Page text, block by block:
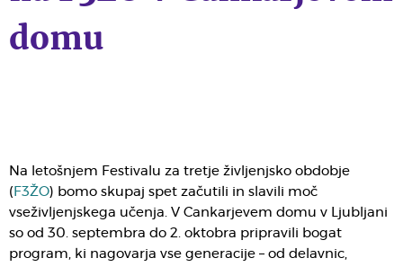
domu
Na letošnjem Festivalu za tretje življenjsko obdobje
( F3ŽO) bomo skupaj spet začutili in slavili moč
vseživljenjskega učenja. V Cankarjevem domu v Ljubljani
so od 30. septembra do 2. oktobra pripravili bogat
program, ki nagovarja vse generacije – od delavnic,